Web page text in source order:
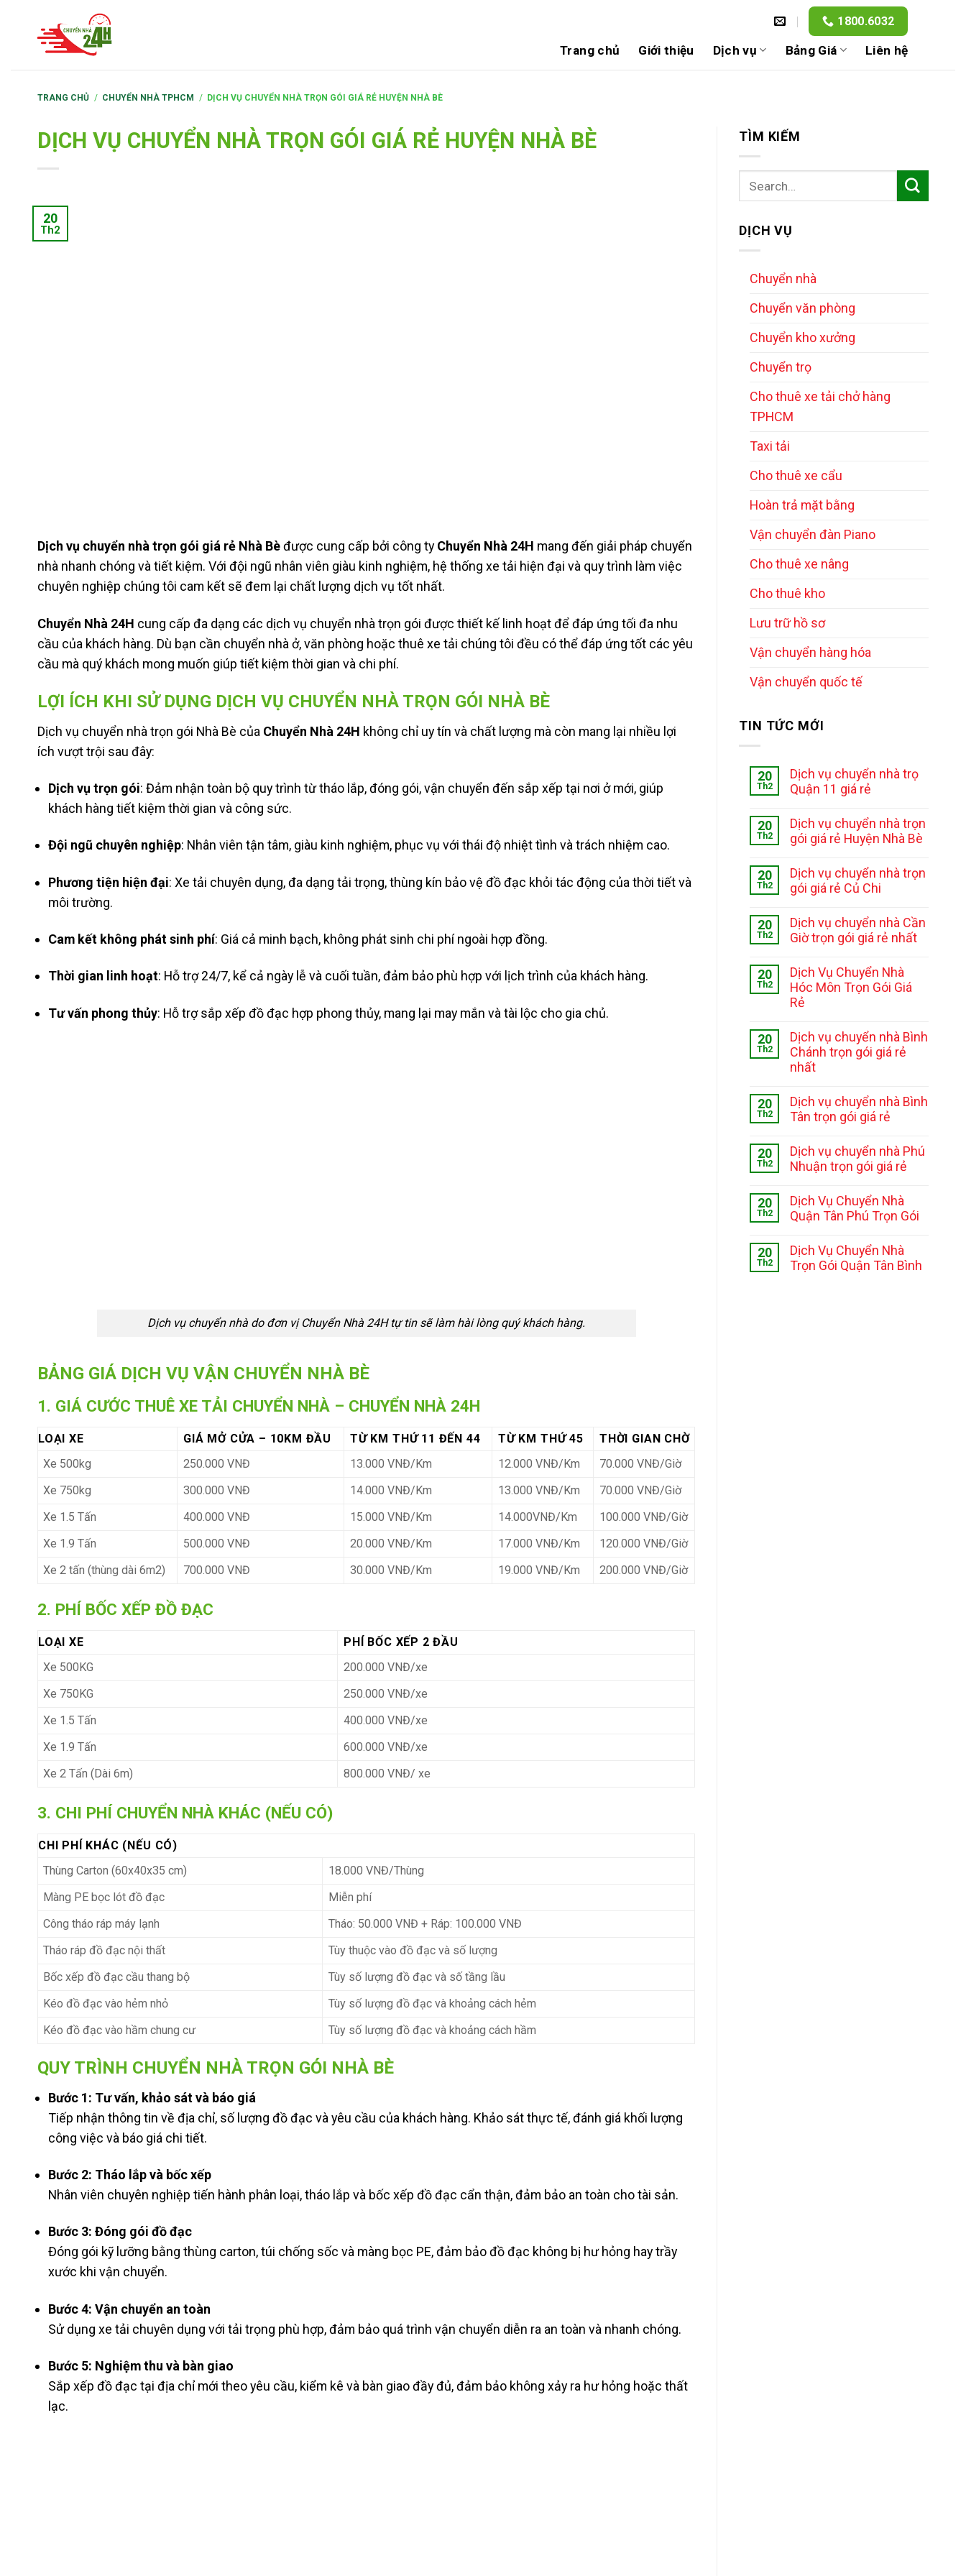
1800.6032
Trang chủ Giới thiệu Dịch vụ Bảng Giá Liên hệ
TRANG CHỦ / CHUYỂN NHÀ TPHCM / DỊCH VỤ CHUYỂN NHÀ TRỌN GÓI GIÁ RẺ HUYỆN NHÀ BÈ
DỊCH VỤ CHUYỂN NHÀ TRỌN GÓI GIÁ RẺ HUYỆN NHÀ BÈ
20
Th2
Dịch vụ chuyển nhà trọn gói giá rẻ Nhà Bèđược cung cấp bởi công ty Chuyển Nhà 24H mang đến giải pháp chuyển
nhà nhanh chóng và tiết kiệm. Với đội ngũ nhân viên giàu kinh nghiệm, hệ thống xe tải hiện đại và quy trình làm việc
chuyên nghiệp chúng tôi cam kết sẽ đem lại chất lượng dịch vụ tốt nhất.
Chuyển Nhà 24H cung cấp đa dạng các dịch vụ chuyển nhà trọn gói được thiết kế linh hoạt để đáp ứng tối đa nhu
cầu của khách hàng. Dù bạn cần chuyển nhà ở, văn phòng hoặc thuê xe tải chúng tôi đều có thể đáp ứng tốt các yêu
cầu mà quý khách mong muốn giúp tiết kiệm thời gian và chi phí.
LỢI ÍCH KHI SỬ DỤNG DỊCH VỤ CHUYỂN NHÀ TRỌN GÓI NHÀ BÈ
Dịch vụ chuyển nhà trọn gói Nhà Bè của Chuyển Nhà 24H không chỉ uy tín và chất lượng mà còn mang lại nhiều lợi
ích vượt trội sau đây:
Dịch vụ trọn gói: Đảm nhận toàn bộ quy trình từ tháo lắp, đóng gói, vận chuyển đến sắp xếp tại nơi ở mới, giúp
khách hàng tiết kiệm thời gian và công sức.
Đội ngũ chuyên nghiệp: Nhân viên tận tâm, giàu kinh nghiệm, phục vụ với thái độ nhiệt tình và trách nhiệm cao.
Phương tiện hiện đại: Xe tải chuyên dụng, đa dạng tải trọng, thùng kín bảo vệ đồ đạc khỏi tác động của thời tiết và
môi trường.
Cam kết không phát sinh phí: Giá cả minh bạch, không phát sinh chi phí ngoài hợp đồng.
Thời gian linh hoạt: Hỗ trợ 24/7, kể cả ngày lễ và cuối tuần, đảm bảo phù hợp với lịch trình của khách hàng.
Tư vấn phong thủy: Hỗ trợ sắp xếp đồ đạc hợp phong thủy, mang lại may mắn và tài lộc cho gia chủ.
Dịch vụ chuyển nhà do đơn vị Chuyển Nhà 24H tự tin sẽ làm hài lòng quý khách hàng.
BẢNG GIÁ DỊCH VỤ VẬN CHUYỂN NHÀ BÈ
1. GIÁ CƯỚC THUÊ XE TẢI CHUYỂN NHÀ – CHUYỂN NHÀ 24H
LOẠI XE GIÁ MỞ CỬA – 10KM ĐẦU TỪ KM THỨ 11 ĐẾN 44 TỪ KM THỨ 45
THỜI GIAN CHỜ
Xe 500kg
250.000 VNĐ 13.000 VNĐ/Km 12.000 VNĐ/Km
70.000 VNĐ/Giờ
Xe 750kg
300.000 VNĐ 14.000 VNĐ/Km 13.000 VNĐ/Km
70.000 VNĐ/Giờ
Xe 1.5 Tấn
400.000 VNĐ 15.000 VNĐ/Km 14.000VNĐ/Km
100.000 VNĐ/Giờ
Xe 1.9 Tấn
500.000 VNĐ 20.000 VNĐ/Km 17.000 VNĐ/Km
120.000 VNĐ/Giờ
Xe 2 tấn (thùng dài 6m2)
700.000 VNĐ 30.000 VNĐ/Km 19.000 VNĐ/Km 200.000 VNĐ/Giờ
2. PHÍ BỐC XẾP ĐỒ ĐẠC
LOẠI XE
PHÍ BỐC XẾP 2 ĐẦU
Xe 500KG
200.000 VNĐ/xe
Xe 750KG
250.000 VNĐ/xe
Xe 1.5 Tấn
400.000 VNĐ/xe
Xe 1.9 Tấn
600.000 VNĐ/xe
Xe 2 Tấn (Dài 6m)
800.000 VNĐ/ xe
3. CHI PHÍ CHUYỂN NHÀ KHÁC (NẾU CÓ)
CHI PHÍ KHÁC (NẾU CÓ)
Thùng Carton (60x40x35 cm)
18.000 VNĐ/Thùng
Màng PE bọc lót đồ đạc
Miễn phí
Công tháo ráp máy lạnh
Tháo: 50.000 VNĐ + Ráp: 100.000 VNĐ
Tháo ráp đồ đạc nội thất
Tùy thuộc vào đồ đạc và số lượng
Bốc xếp đồ đạc cầu thang bộ
Tùy số lượng đồ đạc và số tầng lầu
Kéo đồ đạc vào hẻm nhỏ
Tùy số lượng đồ đạc và khoảng cách hẻm
Kéo đồ đạc vào hầm chung cư
Tùy số lượng đồ đạc và khoảng cách hầm
QUY TRÌNH CHUYỂN NHÀ TRỌN GÓI NHÀ BÈ
Bước 1: Tư vấn, khảo sát và báo giá
Tiếp nhận thông tin về địa chỉ, số lượng đồ đạc và yêu cầu của khách hàng. Khảo sát thực tế, đánh giá khối lượng
công việc và báo giá chi tiết.
Bước 2: Tháo lắp và bốc xếp
Nhân viên chuyên nghiệp tiến hành phân loại, tháo lắp và bốc xếp đồ đạc cẩn thận, đảm bảo an toàn cho tài sản.
Bước 3: Đóng gói đồ đạc
Đóng gói kỹ lưỡng bằng thùng carton, túi chống sốc và màng bọc PE, đảm bảo đồ đạc không bị hư hỏng hay trầy
xước khi vận chuyển.
Bước 4: Vận chuyển an toàn
Sử dụng xe tải chuyên dụng với tải trọng phù hợp, đảm bảo quá trình vận chuyển diễn ra an toàn và nhanh chóng.
Bước 5: Nghiệm thu và bàn giao
Sắp xếp đồ đạc tại địa chỉ mới theo yêu cầu, kiểm kê và bàn giao đầy đủ, đảm bảo không xảy ra hư hỏng hoặc thất
lạc.
TÌM KIẾM
DỊCH VỤ
Chuyển nhà
Chuyển văn phòng
Chuyển kho xưởng
Chuyển trọ
Cho thuê xe tải chở hàng
TPHCM
Taxi tải
Cho thuê xe cẩu
Hoàn trả mặt bằng
Vận chuyển đàn Piano
Cho thuê xe nâng
Cho thuê kho
Lưu trữ hồ sơ
Vận chuyển hàng hóa
Vận chuyển quốc tế
TIN TỨC MỚI
20
Th2
Dịch vụ chuyển nhà trọ
Quận 11 giá rẻ
20
Th2
Dịch vụ chuyển nhà trọn
gói giá rẻ Huyện Nhà Bè
20
Th2
Dịch vụ chuyển nhà trọn
gói giá rẻ Củ Chi
20
Th2
Dịch vụ chuyển nhà Cần
Giờ trọn gói giá rẻ nhất
20
Th2
Dịch Vụ Chuyển Nhà
Hóc Môn Trọn Gói Giá
Rẻ
20
Th2
Dịch vụ chuyển nhà Bình
Chánh trọn gói giá rẻ
nhất
20
Th2
Dịch vụ chuyển nhà Bình
Tân trọn gói giá rẻ
20
Th2
Dịch vụ chuyển nhà Phú
Nhuận trọn gói giá rẻ
20
Th2
Dịch Vụ Chuyển Nhà
Quận Tân Phú Trọn Gói
20
Th2
Dịch Vụ Chuyển Nhà
Trọn Gói Quận Tân Bình